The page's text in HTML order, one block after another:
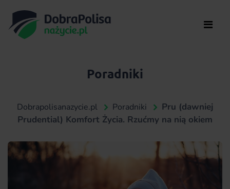
Poradniki
Dobrapolisanazycie.pl Poradniki
Pru (dawniej
Prudential) Komfort Życia. Rzućmy na nią okiem